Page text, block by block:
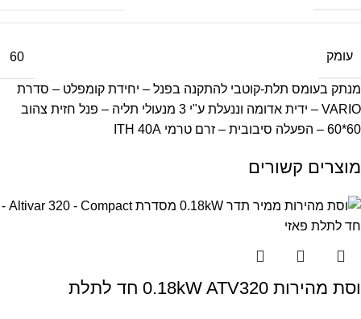
עומק 60
מנתק בעומס תלת-קוטבי להתקנה בפנל – יחידת קומפלט – סדרת
VARIO – ידית אדומה וננעלת ע"י 3 מנעולי תליה – פנל חזית צהוב
60*60 – הפעלה סיבובית – זרם טרמי ITH 40A
מוצרים קשורים
וסת מהירות 0.18kW ATV320 חד לתלת